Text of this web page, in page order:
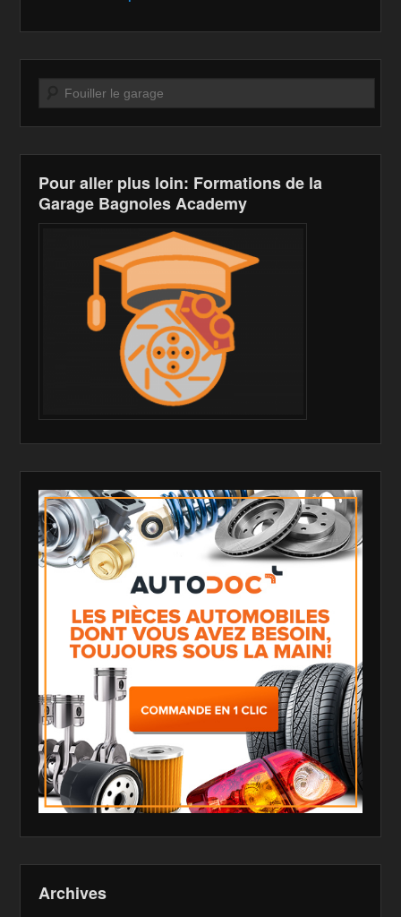
o
o
k
n
W
is
h
Li
st
n
k
Recherche
Pour aller plus loin: Formations de la
Garage Bagnoles Academy
Archives